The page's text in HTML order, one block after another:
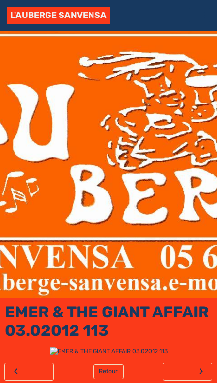
L'AUBERGE SANVENSA
EMER & THE GIANT AFFAIR
03.02012 113
Retour